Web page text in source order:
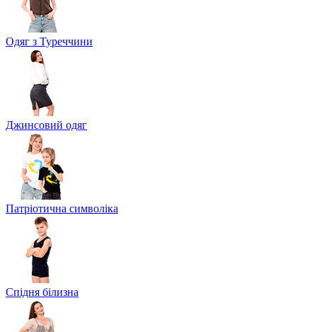
Одяг з Туреччини
Джинсовий одяг
Патріотична символіка
Спідня білизна